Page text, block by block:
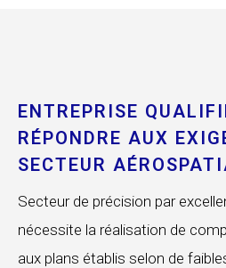
ENTREPRISE
RÉPONDRE AUX
SECTEUR
Secteur de précision par
nécessite la réalisation de
aux plans établis selon de